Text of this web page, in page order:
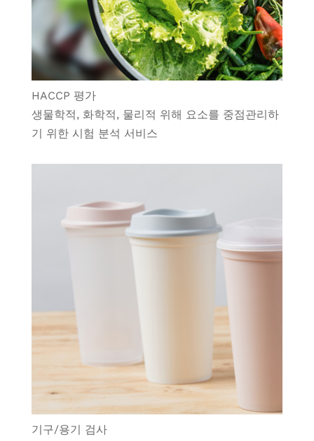
HACCP 평가
생물학적, 화학적, 물리적 위해 요소를 중점관리하
기 위한 시험 분석 서비스
기구/용기 검사